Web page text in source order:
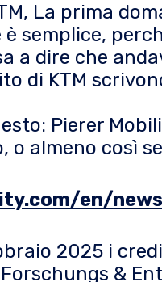
La prima
è semplice,
a dire che
di KTM
Pierer
o almeno così
en/
2025 i
&